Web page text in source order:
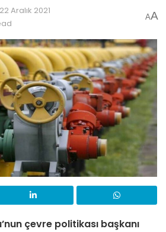
22 Aralık 2021
AA
çevre politikası başkanı